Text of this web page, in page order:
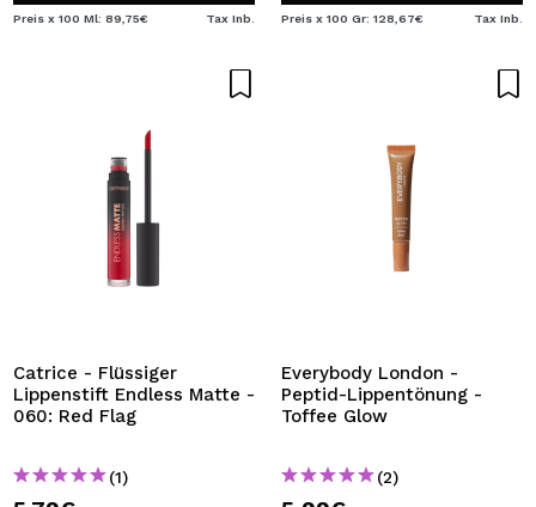
Preis x 100 Ml: 89,75€ Tax Inb. Preis x 100 Gr: 128,67€ Tax Inb.
Catrice - Flüssiger
Lippenstift Endless Matte -
060: Red Flag
(1)
Everybody London -
Peptid-Lippentönung -
Toffee Glow
(2)